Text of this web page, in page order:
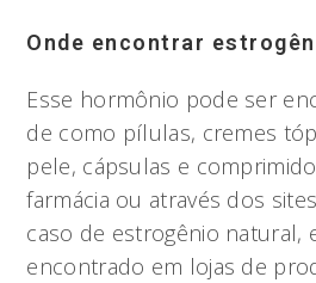
Onde encontrar
Esse hormônio pode ser
de como pílulas, cremes
pele, cápsulas e
farmácia ou através dos
caso de estrogênio natural,
encontrado em lojas de